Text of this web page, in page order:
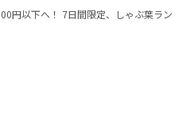
円以下へ！ 7日間限定、しゃぶ葉ラン